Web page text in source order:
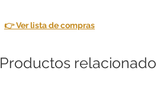
👉 Ver lista de compras
Productos